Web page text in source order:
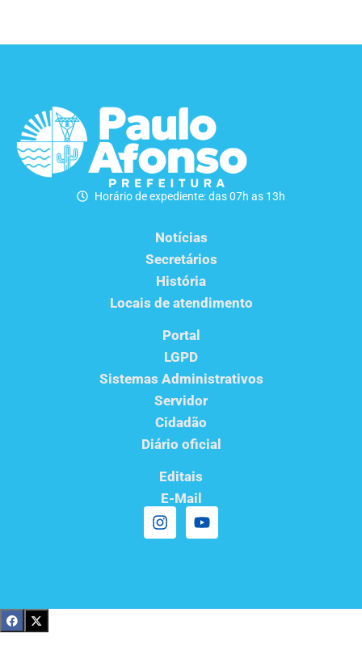
Horário de expediente: das 07h as 13h
Notícias
Secretários
História
Locais de atendimento
Portal
LGPD
Sistemas Administrativos
Servidor
Cidadão
Diário oficial
Editais
E-Mail